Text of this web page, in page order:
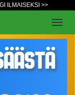
ILMAISEKSI >>